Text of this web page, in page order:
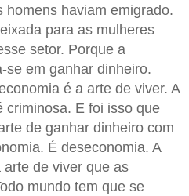
homens haviam emigrado.
para as mulheres
setor. Porque a
se em ganhar dinheiro.
é a arte de viver. A
criminosa. E foi isso que
de ganhar dinheiro com
É deseconomia. A
de viver que as
mundo tem que se